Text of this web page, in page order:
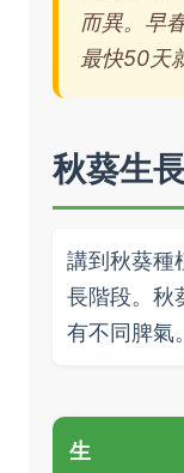
而異。早
最快50天
秋葵生
講到秋葵種
長階段。秋
有不同脾氣。
生